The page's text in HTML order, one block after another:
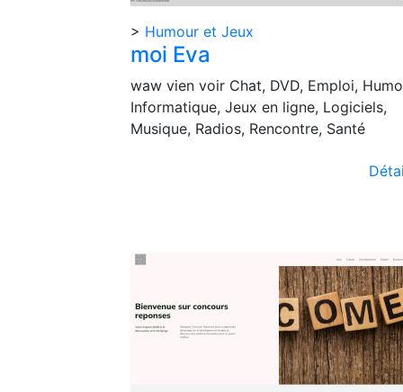
> Humour et Jeux
moi Eva
waw vien voir Chat, DVD, Emploi,
Informatique, Jeux en ligne, Logiciels,
Musique, Radios, Rencontre, Santé